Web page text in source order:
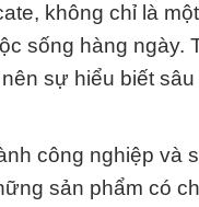
không chỉ là
sống hàng ngày.
sự hiểu biết
công nghiệp và
sản phẩm có